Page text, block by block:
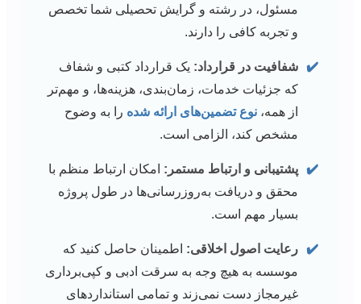
مسئول، در رشته و گرایش تحصیلی شما تخصص
و تجربه کافی را دارند.
✔️ شفافیت در قرارداد: یک قرارداد کتبی و شفاف
که جزئیات خدمات، زمان‌بندی، هزینه‌ها، و مهم‌تر
از همه، نوع تضمین‌های ارائه شده را به وضوح
مشخص کند، الزامی است.
✔️ پشتیبانی و ارتباط مستمر: امکان ارتباط منظم با
محقق و دریافت به‌روزرسانی‌ها در طول پروژه
بسیار مهم است.
✔️ رعایت اصول اخلاقی: اطمینان حاصل کنید که
موسسه به هیچ وجه به سرقت ادبی و کپی‌برداری
غیرمجاز دست نمی‌زند و تمامی استانداردهای